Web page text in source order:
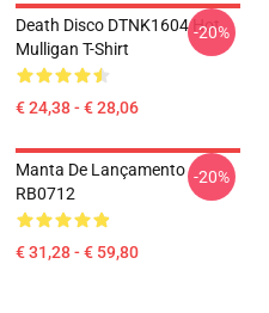
Death Disco DTNK1604 Hot
Mulligan T-Shirt
€ 24,38 - € 28,06
-20%
Manta De Lançamento
RB0712
€ 31,28 - € 59,80
-20%